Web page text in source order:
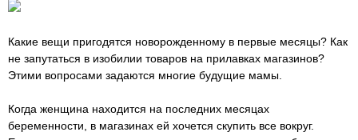
Какие вещи пригодятся новорожденному в первые месяцы? Как
не запутаться в изобилии товаров на прилавках магазинов?
Этими вопросами задаются многие будущие мамы.
Когда женщина находится на последних месяцах
беременности, в магазинах ей хочется скупить все вокруг.